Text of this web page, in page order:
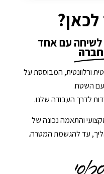
לשיחה עם אחד
ורלוונטית, המבוססת על
עם השטח.
לדרך העבודה שלנו.
והתאמה נכונה של
עד להגשמת המטרה.